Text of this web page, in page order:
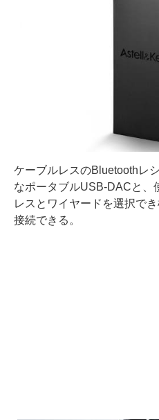
ケーブルレスのBluetoothレ
なポータブルUSB-DACと、
レスとワイヤードを選択で
接続できる。